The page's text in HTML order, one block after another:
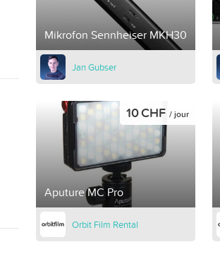
Mikrofon Sennheiser MKH30
Jan Gubser
Aputure MC Pro
10 CHF / jour
Orbit Film Rental